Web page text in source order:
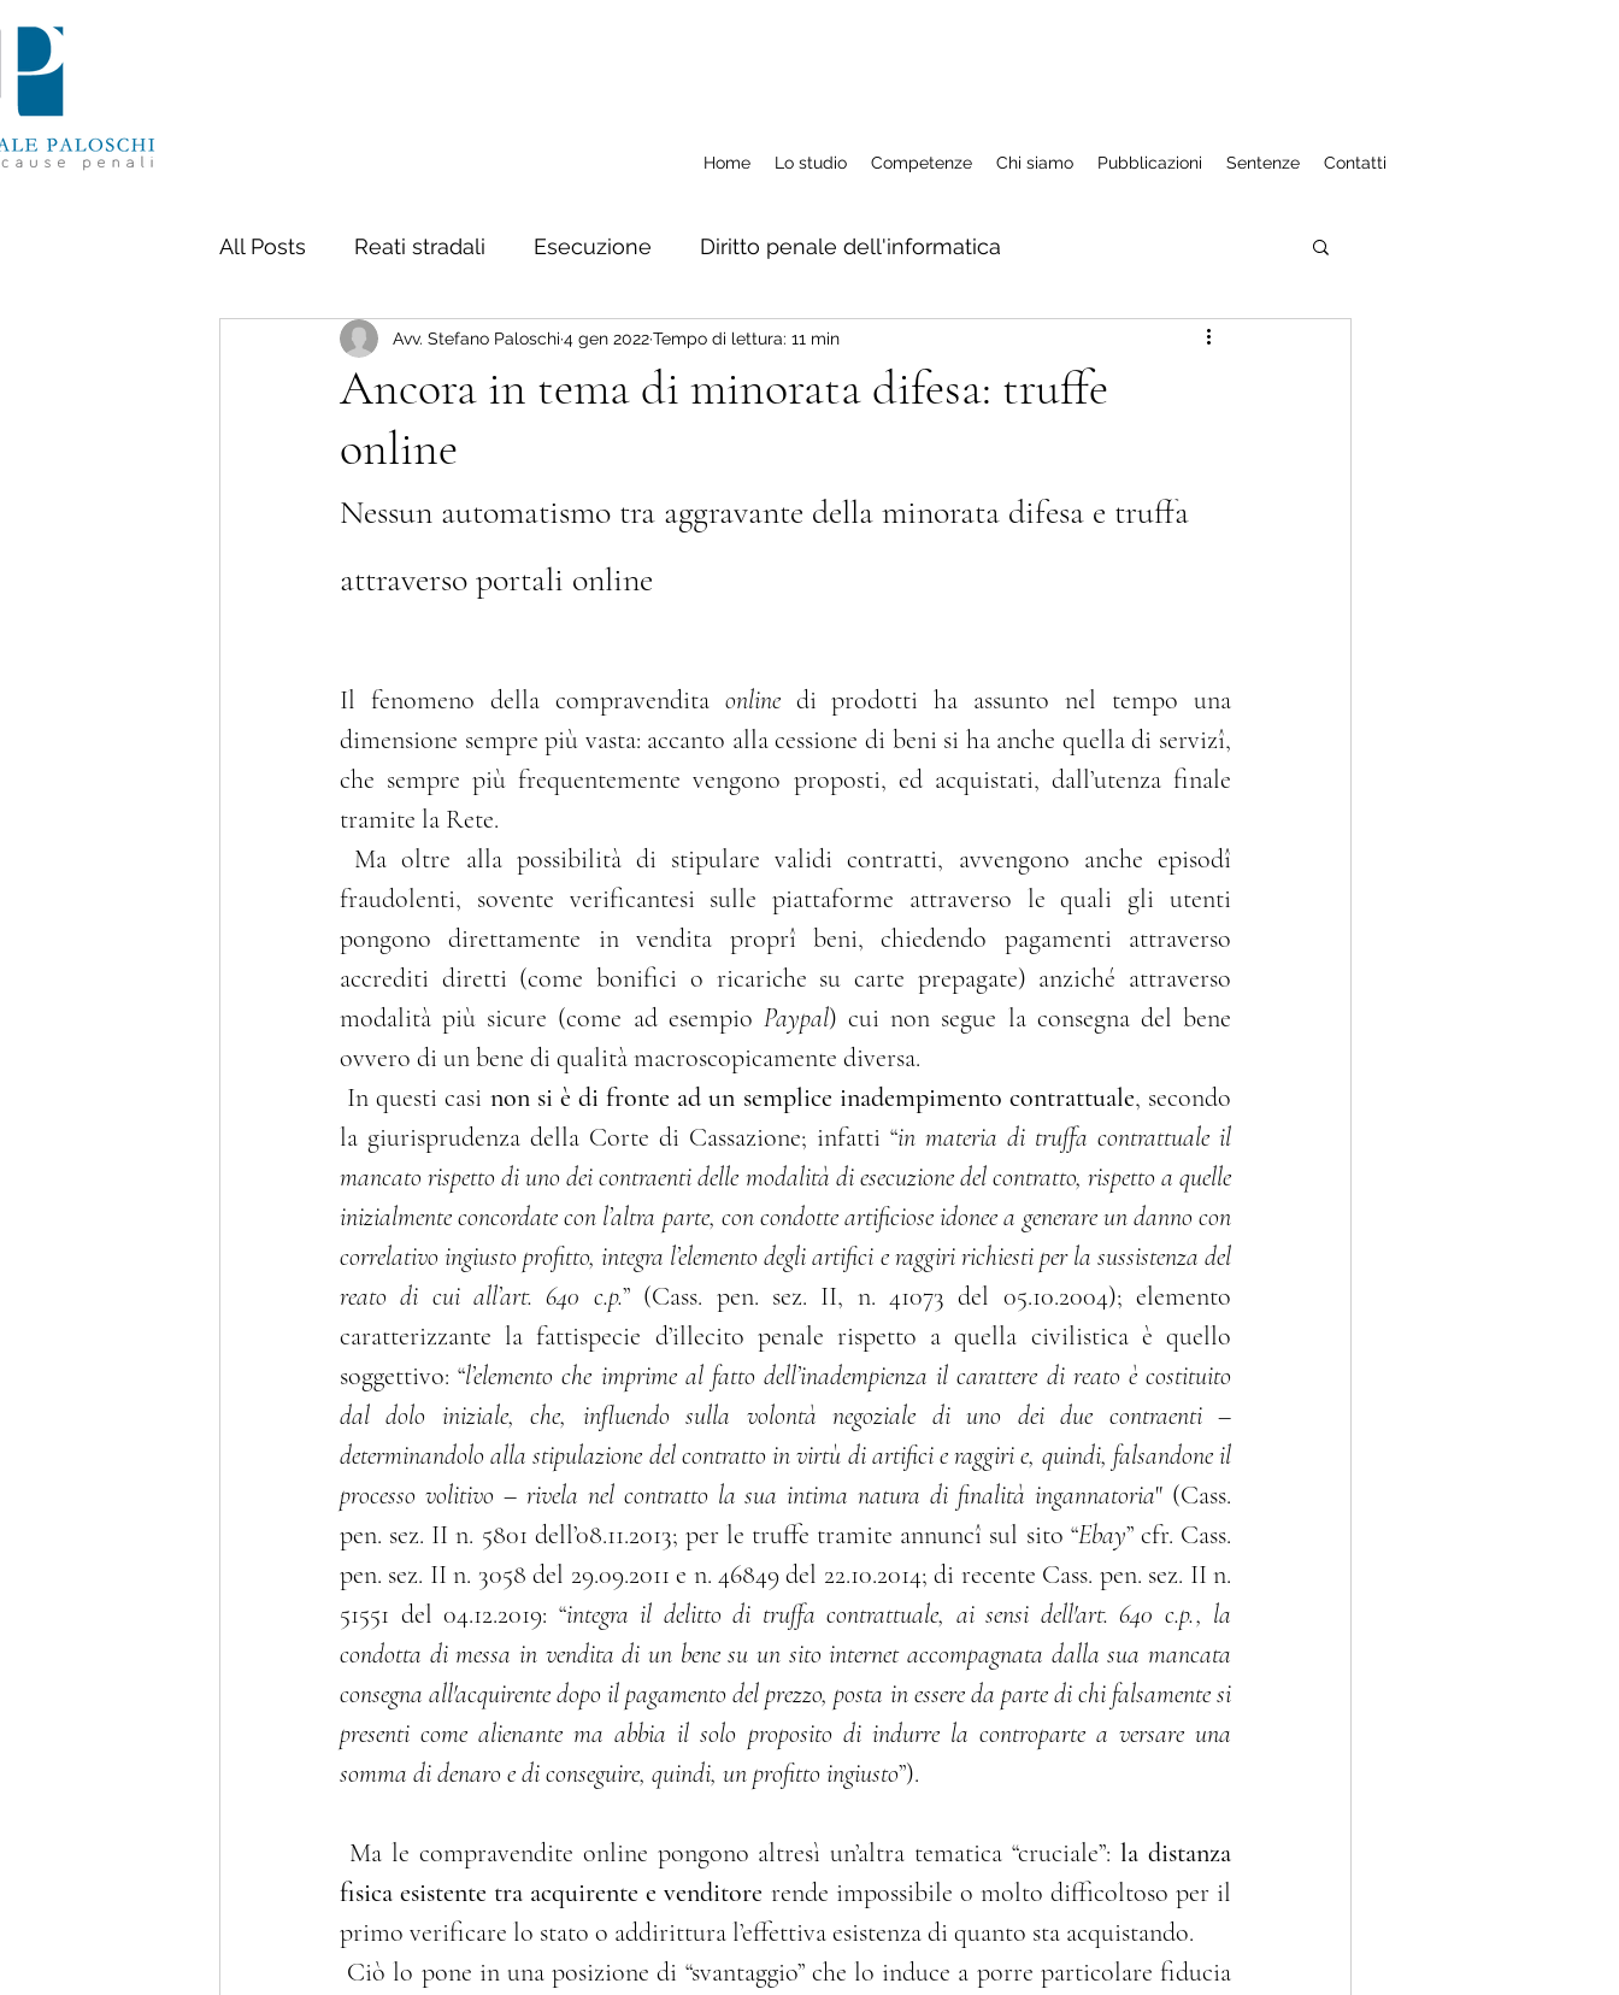
Home Lo studio Competenze Chi siamo Pubblicazioni Sentenze Contatti
All Posts Reati stradali Esecuzione Diritto penale dell'informatica
Delitti contro la persona M.a.e. ed estradizione Rapporti con autorità straniere
Diritto penale tributario
Diritto penale dell'immigrazione
Delitti contro il patrimonio Informatica giuridica Procedura penale Delitti contro l'A.G.
Giudice di pace Contravvenzioni
Ancora in tema di minorata difesa: truffe
online
Avv. Stefano Paloschi 4 gen 2022Tempo di lettura: 11 min
Nessun automatismo tra aggravante della minorata difesa e truffa
attraverso portali online
Il fenomeno della compravendita online di prodotti ha assunto nel tempo una
dimensione sempre più vasta: accanto alla cessione di beni si ha anche quella di servizî,
che sempre più frequentemente vengono proposti, ed acquistati, dall’utenza finale
tramite la Rete.
fraudolenti, sovente verificantesi sulle piattaforme attraverso le quali gli utenti
pongono direttamente in vendita proprî beni, chiedendo pagamenti attraverso
accrediti diretti (come bonifici o ricariche su carte prepagate) anziché attraverso
modalità più sicure (come ad esempio Paypal) cui non segue la consegna del bene
ovvero di un bene di qualità macroscopicamente diversa.
In questi casi non si è di fronte ad un semplice inadempimento contrattuale, secondo
la giurisprudenza della Corte di Cassazione; infatti “in materia di truffa contrattuale il
mancato rispetto di uno dei contraenti delle modalità di esecuzione del contratto, rispetto a quelle
inizialmente concordate con l’altra parte, con condotte artificiose idonee a generare un danno con
correlativo ingiusto profitto, integra l’elemento degli artifici e raggiri richiesti per la sussistenza del
reato di cui all’art. 640 c.p.” (Cass. pen. sez. II, n. 41073 del 05.10.2004); elemento
caratterizzante la fattispecie d’illecito penale rispetto a quella civilistica è quello
soggettivo: “l’elemento che imprime al fatto dell’inadempienza il carattere di reato è costituito
dal dolo iniziale, che, influendo sulla volontà negoziale di uno dei due contraenti –
determinandolo alla stipulazione del contratto in virtù di artifici e raggiri e, quindi, falsandone il
processo volitivo – rivela nel contratto la sua intima natura di finalità ingannatoria" (Cass.
pen. sez. II n. 5801 dell’08.11.2013; per le truffe tramite annuncî sul sito “Ebay” cfr. Cass.
pen. sez. II n. 3058 del 29.09.2011 e n. 46849 del 22.10.2014; di recente Cass. pen. sez. II n.
51551 del 04.12.2019: “integra il delitto di truffa contrattuale, ai sensi dell'art. 640 c.p., la
condotta di messa in vendita di un bene su un sito internet accompagnata dalla sua mancata
consegna all'acquirente dopo il pagamento del prezzo, posta in essere da parte di chi falsamente si
presenti come alienante ma abbia il solo proposito di indurre la controparte a versare una
somma di denaro e di conseguire, quindi, un profitto ingiusto”).
Ma le compravendite online pongono altresì un’altra tematica “cruciale”: la distanza
fisica esistente tra acquirente e venditore rende impossibile o molto difficoltoso per il
primo verificare lo stato o addirittura l’effettiva esistenza di quanto sta acquistando.